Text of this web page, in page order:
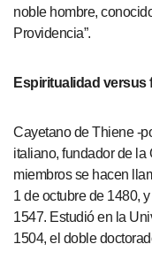
noble hombre,
Providencia”.
Espiritualidad versus
Cayetano de Thiene -
italiano, fundador de
miembros se hacen
1 de octubre de 1480,
1547. Estudió en la
1504, el doble